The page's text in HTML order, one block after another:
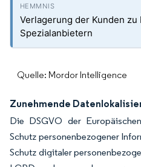
Verlagerung der Kunden
Spezialanbietern
Quelle: Mordor Intelligence
Zunehmende
Die DSGVO der
Schutz personenbezogener
Schutz digitaler